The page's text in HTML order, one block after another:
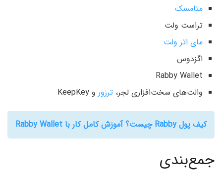
متامسک
تراست ولت
مای اتر ولت
اگزدوس
Rabby Wallet
والت‌های سخت‌افزاری لجر، ترزور و KeepKey
کیف پول Rabby چیست؟ آموزش کامل کار با Rabby Wallet
جمع‌بندی